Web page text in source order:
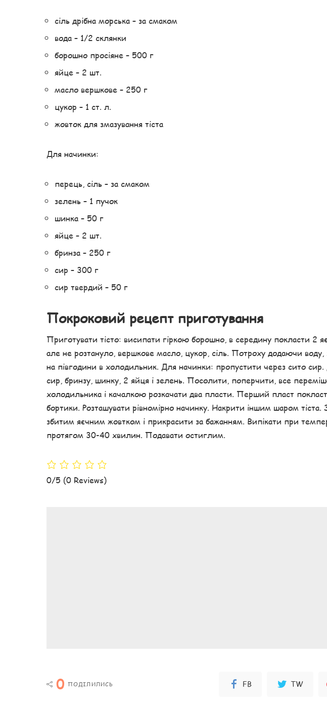
сіль дрібна морська – за смаком
вода – 1/2 склянки
борошно просіяне – 500 г
яйце – 2 шт.
масло вершкове – 250 г
цукор – 1 ст. л.
жовток для змазування тіста
Для начинки:
перець, сіль – за смаком
зелень – 1 пучок
шинка – 50 г
яйце – 2 шт.
бринза – 250 г
сир – 300 г
сир твердий – 50 г
Покроковий рецепт приготування
Приготувати тісто: висипати гіркою борошно, в середину покласти 2
але не розтануло, вершкове масло, цукор, сіль. Потроху додаючи воду,
на півгодини в холодильник. Для начинки: пропустити через сито сир.
сир, бринзу, шинку, 2 яйця і зелень. Посолити, поперчити, все
холодильника і качалкою розкачати два пласти. Перший пласт
бортики. Розташувати рівномірно начинку. Накрити іншим шаром
збитим яєчним жовтком і прикрасити за бажанням. Випікати при
протягом 30-40 хвилин. Подавати остиглим.
0/5 (0 Reviews)
0 ПОДІЛИЛИСЬ FB TW